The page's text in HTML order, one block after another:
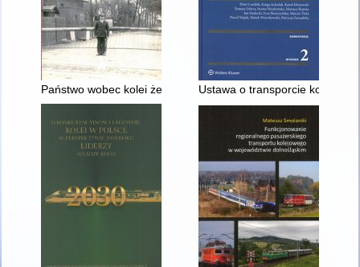
Państwo wobec kolei żelaznych w PolsceUstawa o transporcie